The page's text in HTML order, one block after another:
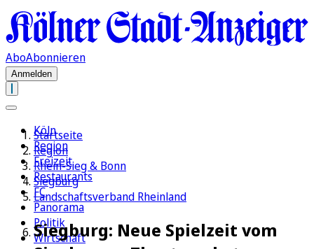
AboAbonnieren
Anmelden
Köln
Region
Freizeit
Restaurants
FC
Panorama
Politik
Wirtschaft
Startseite
Region
Rhein-Sieg & Bonn
Siegburg
Landschaftsverband Rheinland
Siegburg: Neue Spielzeit vom